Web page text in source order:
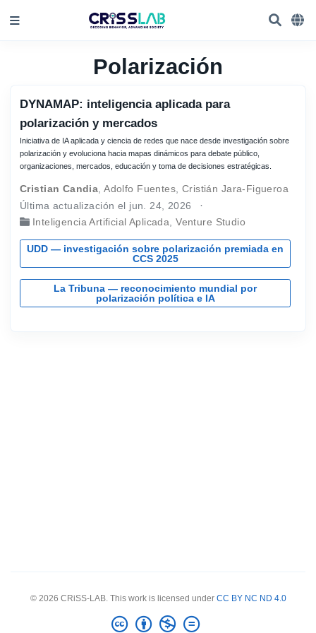
Polarización
DYNAMAP: inteligencia aplicada para
polarización y mercados
Iniciativa de IA aplicada y ciencia de redes que nace desde investigación sobre
polarización y evoluciona hacia mapas dinámicos para debate público,
organizaciones, mercados, educación y toma de decisiones estratégicas.
Cristian Candia ,Adolfo Fuentes Cristián Jara-Figueroa
Última actualización el jun. 24, 2026
Inteligencia Artificial Aplicada ,Venture Studio
UDD — investigación sobre polarización premiada en
CCS 2025
La Tribuna — reconocimiento mundial por
polarización política e IA
© 2026 CRiSS-LAB. This work is licensed under CC BY NC ND 4.0